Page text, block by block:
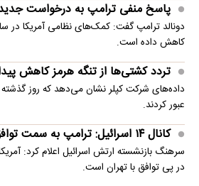
پاسخ منفی ترامپ به درخواست
دونالد ترامپ گفت: کمک‌های نظامی آمریکا در
کاهش داده است.
تردد کشتی‌ها از تنگه هرمز کاهش
داده‌های شرکت کپلر نشان می‌دهد که روز گذشته
عبور کردند.
کانال ۱۴ اسرائیل: ترامپ به سمت توافق با ایران می‌رود
سرهنگ بازنشسته ارتش اسرائیل اعلام کرد:
در پی توافق با تهران است.